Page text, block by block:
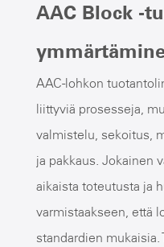
AAC Block -
AAC-lohkon
liittyviä prosesseja,
valmistelu, sekoitus,
ja pakkaus. Jokainen
aikaista toteutusta ja
varmistaakseen, että
standardien mukaisia.